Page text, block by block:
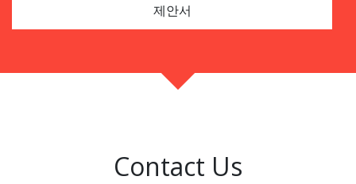
제안서
Contact Us